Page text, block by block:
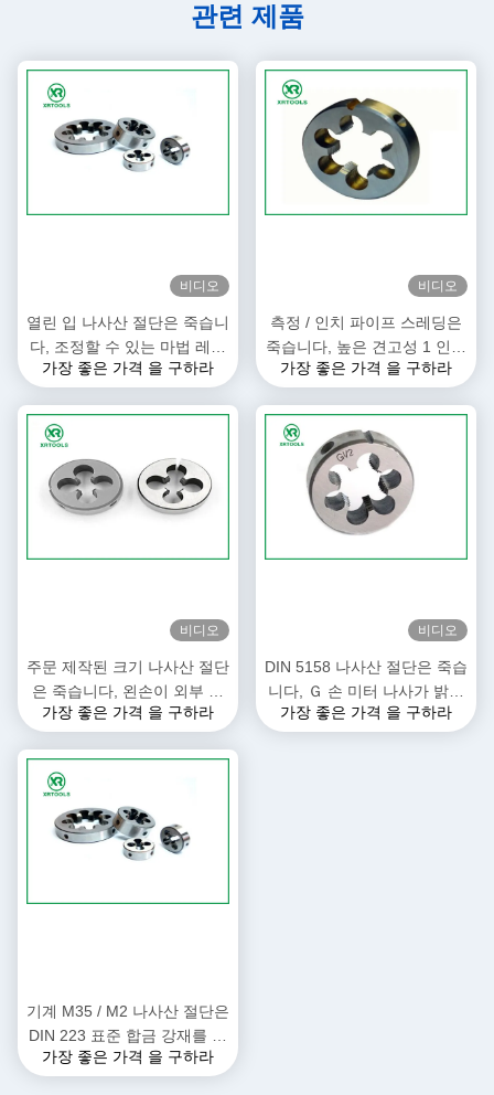
관련 제품
비디오
열린 입 나사산 절단은 죽습니
다, 조정할 수 있는 마법 레스
레딩이 잘리는 것 죽습니다
가장 좋은 가격 을 구하라
비디오
측정 / 인치 파이프 스레딩은
죽습니다, 높은 견고성 1 인치
다이 TIAIN이 코팅했습니다
가장 좋은 가격 을 구하라
비디오
주문 제작된 크기 나사산 절단
은 죽습니다, 왼손이 외부 스
레드를 만드는 것 죽습니다
가장 좋은 가격 을 구하라
비디오
DIN 5158 나사산 절단은 죽습
니다, Ｇ 손 미터 나사가 밝은
표면을 죽습니다
가장 좋은 가격 을 구하라
기계 M35 / M2 나사산 절단은
DIN 223 표준 합금 강재를 죽
습니다
가장 좋은 가격 을 구하라